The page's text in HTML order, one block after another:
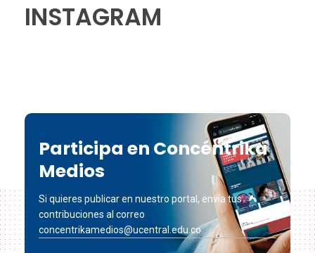
INSTAGRAM
Participa en Concéntrika
Medios
Si quieres publicar en nuestro portal, envía tus
contribuciones al correo
concentrikamedios@ucentral.edu.co